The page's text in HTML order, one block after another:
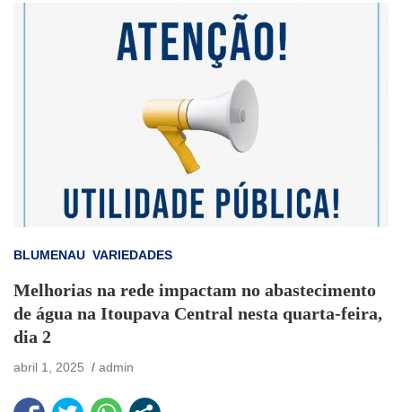
BLUMENAU VARIEDADES
Melhorias na rede impactam no abastecimento
de água na Itoupava Central nesta quarta-feira,
dia 2
abril 1, 2025 admin